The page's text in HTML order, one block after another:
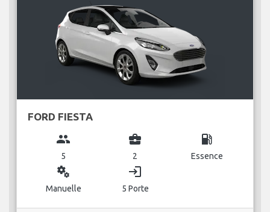
FORD FIESTA
group
5
business_center
2
local_gas_station
Essence
miscellaneous_services
Manuelle
login
5 Porte